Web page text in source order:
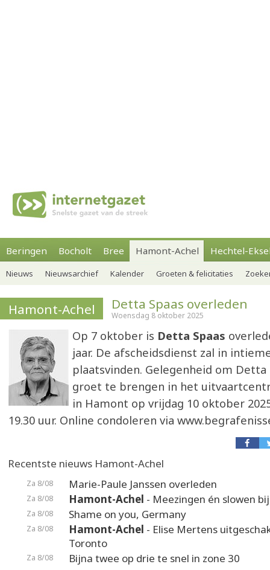
Beringen Bocholt Bree Hamont-Achel Hechtel-
Nieuws Nieuwsarchief Kalender Groeten & felicitaties
Hamont-Achel Detta Spaas overleden
Woensdag 8 oktober 2025
Op 7 oktober is Detta Spaas
jaar. De afscheidsdienst zal in
plaatsvinden. Gelegenheid om
groet te brengen in het
in Hamont op vrijdag 10 oktober
19.30 uur. Online condoleren via
Recentste nieuws Hamont-Achel
Za 8/08 Marie-Paule Janssen overleden
Za 8/08 Hamont-Achel - Meezingen én slowen
Za 8/08 Shame on you, Germany
Za 8/08 Hamont-Achel - Elise Mertens
Toronto
Za 8/08 Bijna twee op drie te snel in zone 30